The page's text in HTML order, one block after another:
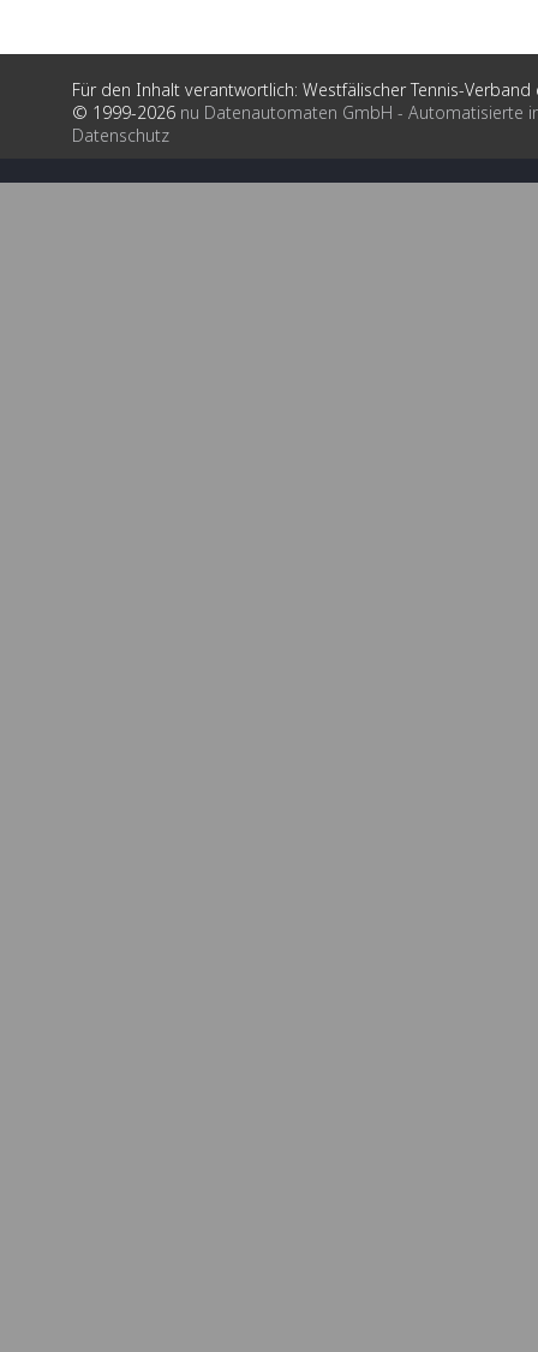
Für den Inhalt verantwortlich: Westfälischer Tennis-Verband
© 1999-2026 nu Datenautomaten GmbH - Automatisierte
Datenschutz